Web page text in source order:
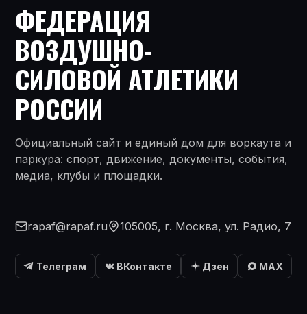
ФЕДЕРАЦИЯ
ВОЗДУШНО-
СИЛОВОЙ АТЛЕТИКИ
РОССИИ
Официальный сайт и единый дом для воркаута и
паркура: спорт, движение, документы, события,
медиа, клубы и площадки.
rapaf@rapaf.ru 105005, г. Москва, ул. Радио, 7
Телеграм ВКонтакте Дзен MAX